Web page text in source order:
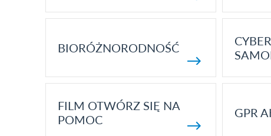
BIORÓŻNORODNOŚĆ
FILM OTWÓRZ SIĘ NA
POMOC
GPR